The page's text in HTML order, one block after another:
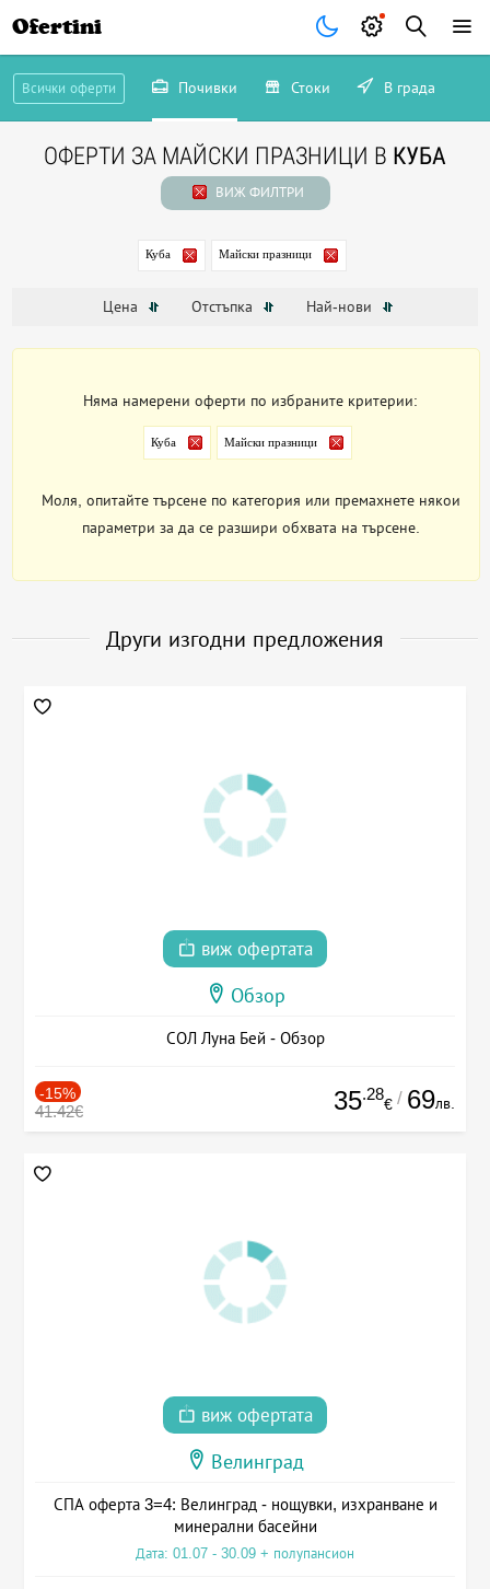
Ofertini
Всички оферти Почивки Стоки В града
ОФЕРТИ ЗА МАЙСКИ ПРАЗНИЦИ В КУБА
ВИЖ ФИЛТРИ
Куба Майски празници
Цена Отстъпка Най-нови
Няма намерени оферти по избраните критерии:
Куба Майски празници
Моля, опитайте търсене по категория или премахнете някои
параметри за да се разшири обхвата на търсене.
Други изгодни предложения
виж офертата
Обзор
СОЛ Луна Бей - Обзор
-15%
41.42€ 35.28
€ / 69лв.
виж офертата
Велинград
СПА оферта 3=4: Велинград - нощувки, изхранване и
минерални басейни
Дата: 01.07 - 30.09 + полупансион